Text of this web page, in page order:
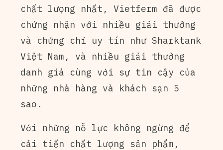
chất lượng nhất, Vietferm đã được
chứng nhận với nhiều giải thưởng
và chứng chỉ uy tín như Sharktank
Việt Nam, và nhiều giải thưởng
danh giá cùng với sự tin cậy của
những nhà hàng và khách sạn 5
sao.
Với những nỗ lực không ngừng để
cải tiến chất lượng sản phẩm,